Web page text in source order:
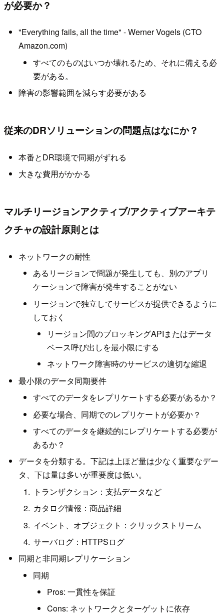
が必要か？
"Everything fails, all the time" - Werner Vogels (CTO
Amazon.com)
すべてのものはいつか壊れるため、それに備える必
要がある。
障害の影響範囲を減らす必要がある
従来のDRソリューションの問題点はなにか？
本番とDR環境で同期がずれる
大きな費用がかかる
マルチリージョンアクティブ/アクティブアーキテ
クチャの設計原則とは
ネットワークの耐性
あるリージョンで問題が発生しても、別のアプリ
ケーションで障害が発生することがない
リージョンで独立してサービスが提供できるように
しておく
リージョン間のブロッキングAPIまたはデータ
ベース呼び出しを最小限にする
ネットワーク障害時のサービスの適切な縮退
最小限のデータ同期要件
すべてのデータをレプリケートする必要があるか？
必要な場合、同期でのレプリケートが必要か？
すべてのデータを継続的にレプリケートする必要が
あるか？
データを分類する。下記は上ほど量は少なく重要なデー
タ、下は量は多いが重要度は低い。
トランザクション：支払データなど
カタログ情報：商品詳細
イベント、オブジェクト：クリックストリーム
サーバログ：HTTPSログ
同期と非同期レプリケーション
同期
Pros: 一貫性を保証
Cons: ネットワークとターゲットに依存